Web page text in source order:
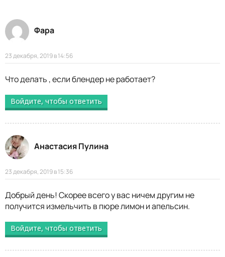
Фара
23 декабря, 2019 в 14:56
Что делать , если блендер не работает?
Войдите, чтобы ответить
Анастасия Пулина
23 декабря, 2019 в 15:36
Добрый день! Скорее всего у вас ничем другим не
получится измельчить в пюре лимон и апельсин.
Войдите, чтобы ответить